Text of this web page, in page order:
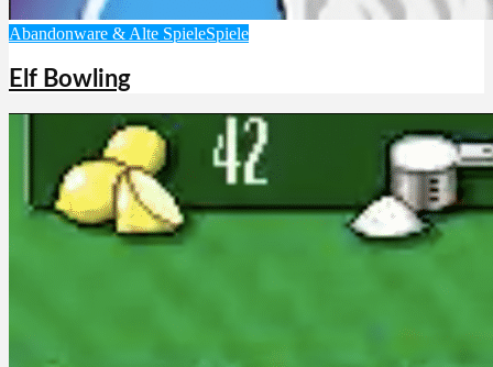
Abandonware & Alte SpieleSpiele
Elf Bowling